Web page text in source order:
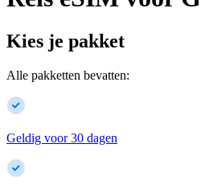
Kies je pakket
Alle pakketten bevatten:
Geldig voor 30 dagen